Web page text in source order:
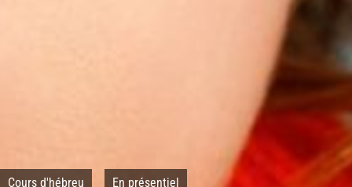
Cours d'hébreu En présentiel